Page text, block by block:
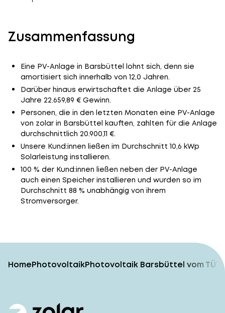
Zusammenfassung
Eine PV-Anlage in Barsbüttel lohnt sich, denn sie
amortisiert sich innerhalb von 12,0 Jahren.
Darüber hinaus erwirtschaftet die Anlage über 25
Jahre 22.659,89 € Gewinn.
Personen, die in den letzten Monaten eine PV-Anlage
von zolar in Barsbüttel kauften, zahlten für die Anlage
durchschnittlich 20.900,11 €.
Unsere Kund:innen ließen im Durchschnitt 10,6 kWp
Solarleistung installieren.
100 % der Kund:innen ließen neben der PV-Anlage
auch einen Speicher installieren und wurden so im
Durchschnitt 88 % unabhängig von ihrem
Stromversorger.
HomePhotovoltaikPhotovoltaik Barsbüttel vom